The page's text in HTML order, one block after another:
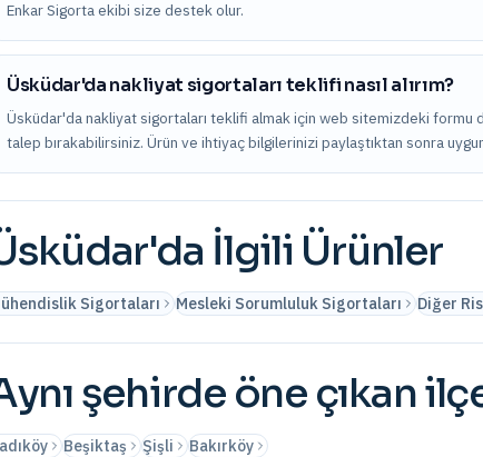
Enkar Sigorta ekibi size destek olur.
Üsküdar'da nakliyat sigortaları teklifi nasıl alırım?
Üsküdar'da nakliyat sigortaları teklifi almak için web sitemizdeki
talep bırakabilirsiniz. Ürün ve ihtiyaç bilgilerinizi paylaştıktan sonra
'da İlgili Ürünler
Sigortaları Mesleki Sorumluluk Sigortaları Diğer
şehirde öne çıkan
Beşiktaş Şişli Bakırköy